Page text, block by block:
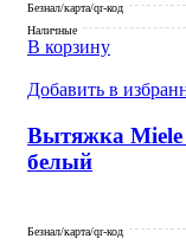
Безнал/карта/qr-код
Наличные
В корзину
Добавить в
Вытяжка Miele
белый
Безнал/карта/qr-код